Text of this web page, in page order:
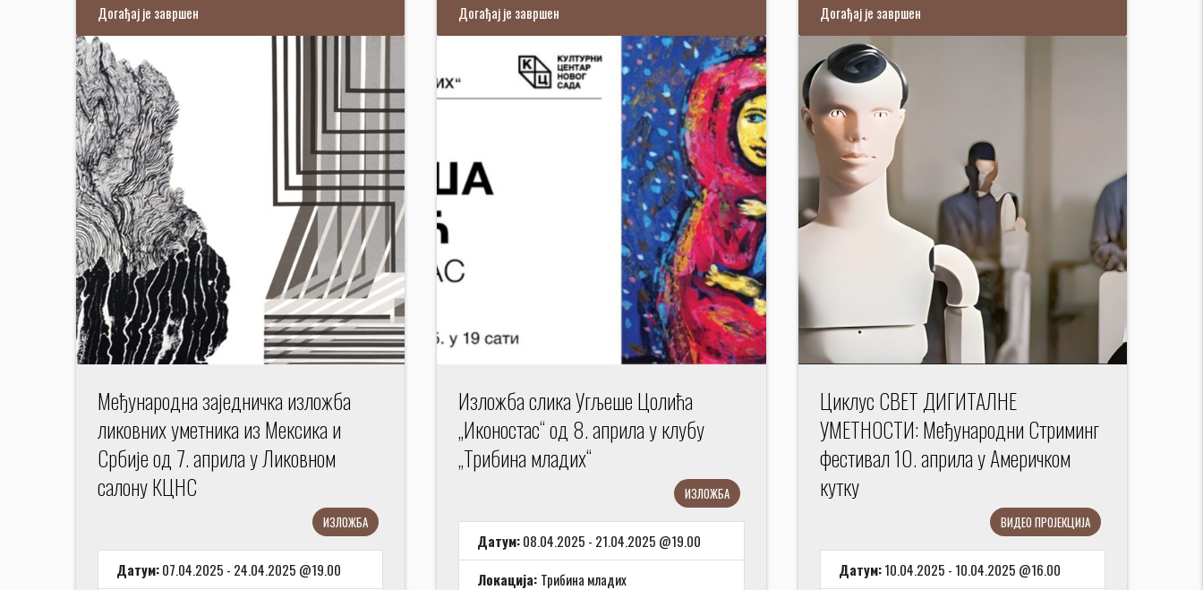
Догађај је завршен
Међународна заједничка изложба
ликовних уметника из Мексика и
Србије од 7. априла у Ликовном
салону КЦНС
ИЗЛОЖБА
Датум:07.04.2025 - 24.04.2025 @19.00
Догађај је завршен
Изложба слика Угљеше Цолића
„Иконостас“ од 8. априла у клубу
„Трибина младих“
ИЗЛОЖБА
Датум:08.04.2025 - 21.04.2025 @19.00
Локација: Трибина младих
Догађај је завршен
Циклус СВЕТ ДИГИТАЛНЕ
УМЕТНОСТИ: Међународни Стриминг
фестивал 10. априла у Америчком
кутку
ВИДЕО ПРОЈЕКЦИЈА
Датум:10.04.2025 - 10.04.2025 @16.00